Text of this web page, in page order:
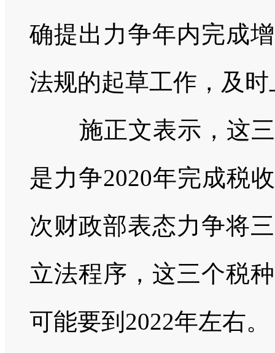
确提出力争年内完成
法规的起草工作，及
施正文表示，这
是力争2020年完成税
次财政部表态力争将
立法程序，这三个税
可能要到2022年左右。